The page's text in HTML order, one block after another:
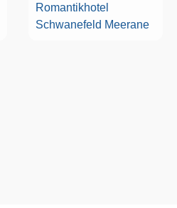
Romantikhotel
Schwanefeld Meerane